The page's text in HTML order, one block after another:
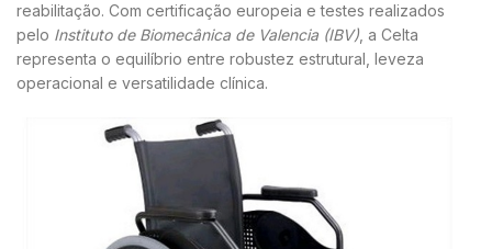
reabilitação. Com certificação europeia e testes realizados
pelo Instituto de Biomecânica de Valencia (IBV) , a Celta
representa o equilíbrio entre robustez estrutural, leveza
operacional e versatilidade clínica.